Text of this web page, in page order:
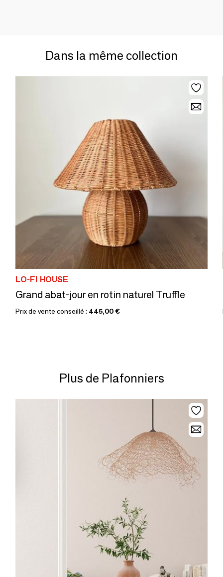
Dans la même collection
LO-FI HOUSE
Grand abat-jour en rotin naturel Truffle
Prix de vente conseillé : 445,00 €
Plus de Plafonniers